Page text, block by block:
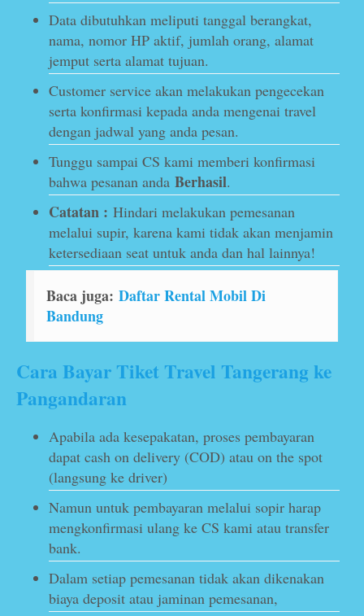
Data dibutuhkan meliputi tanggal berangkat,
nama, nomor HP aktif, jumlah orang, alamat
jemput serta alamat tujuan.
Customer service akan melakukan pengecekan
serta konfirmasi kepada anda mengenai travel
dengan jadwal yang anda pesan.
Tunggu sampai CS kami memberi konfirmasi
bahwa pesanan anda Berhasil.
Catatan : Hindari melakukan pemesanan
melalui supir, karena kami tidak akan menjamin
ketersediaan seat untuk anda dan hal lainnya!
Baca juga:Daftar Rental Mobil Di
Bandung
Cara Bayar Tiket Travel Tangerang ke
Pangandaran
Apabila ada kesepakatan, proses pembayaran
dapat cash on delivery (COD) atau on the spot
(langsung ke driver)
Namun untuk pembayaran melalui sopir harap
mengkonfirmasi ulang ke CS kami atau transfer
bank.
Dalam setiap pemesanan tidak akan dikenakan
biaya deposit atau jaminan pemesanan,